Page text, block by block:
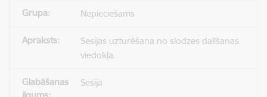
Nepieciešams
Sesijas uzturēšana no slodzes dalīšanas
viedokļa.
Sesija